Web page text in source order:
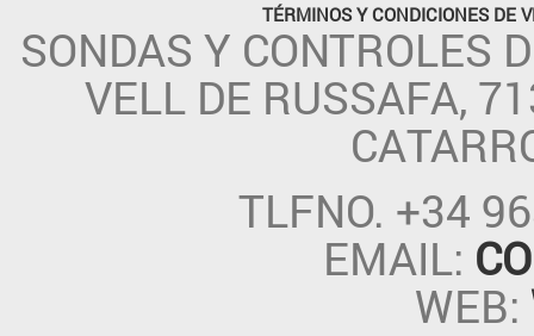
TÉRMINOS Y CONDICIONES DE
SONDAS Y CONTROLES
VELL DE RUSSAFA,
TLFNO. +34
EMAIL:
WEB: